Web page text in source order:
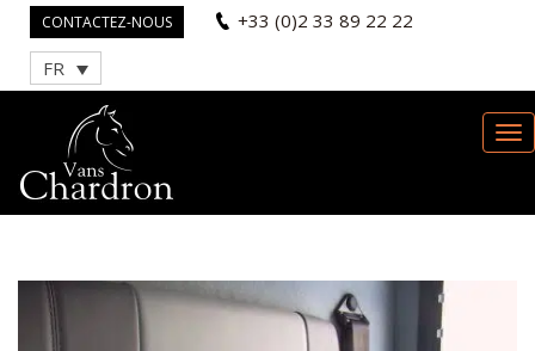
CONTACTEZ-NOUS +33 (0)2 33 89 22 22
FR